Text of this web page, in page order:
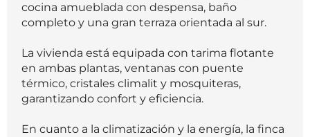
cocina amueblada con despensa, baño
completo y una gran terraza orientada al sur.
La vivienda está equipada con tarima flotante
en ambas plantas, ventanas con puente
térmico, cristales climalit y mosquiteras,
garantizando confort y eficiencia.
En cuanto a la climatización y la energía, la finca